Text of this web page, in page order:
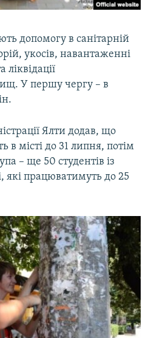
допомогу в санітарній
укосів, навантаженні
У першу чергу – в
Ялти додав, що
в місті до 31 липня, потім
– ще 50 студентів із
які працюватимуть до 25